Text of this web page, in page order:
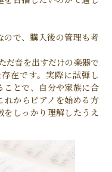
で、購入後の管理も考
だ音を出すだけの楽器で
在です。実際に試弾し
ことで、自分や家族に合
れからピアノを始める方
をしっかり理解したうえ